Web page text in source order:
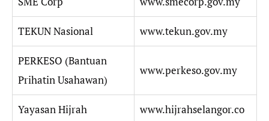
TEKUN Nasional www.tekun.gov.my
PERKESO (Bantuan
Prihatin Usahawan)
www.perkeso.gov.my
Yayasan Hijrah
www.hijrahselangor.co